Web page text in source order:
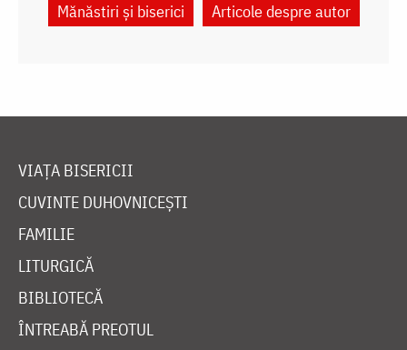
Mănăstiri și biserici
Articole despre autor
VIAȚA BISERICII
CUVINTE DUHOVNICEȘTI
FAMILIE
LITURGICĂ
BIBLIOTECĂ
ÎNTREABĂ PREOTUL